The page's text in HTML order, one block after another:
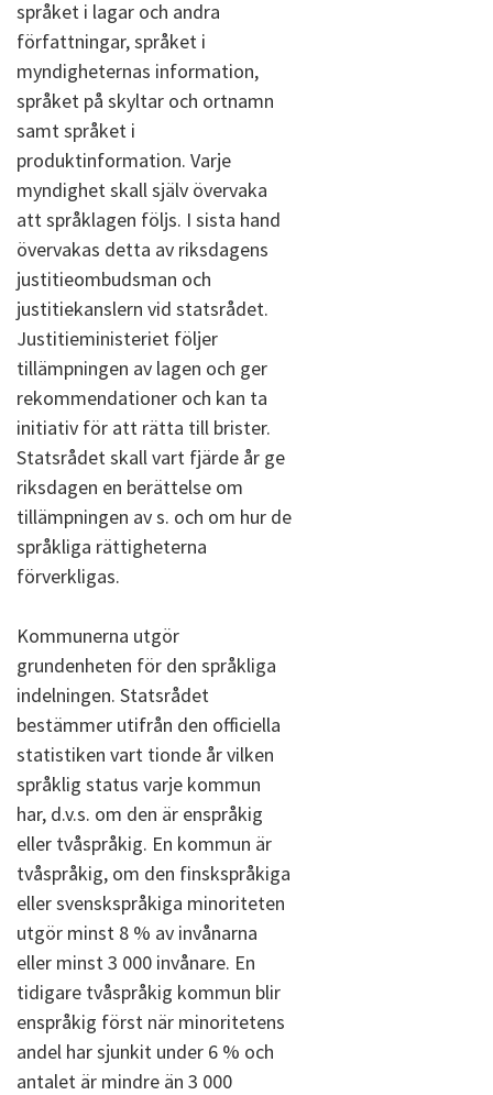
språket i lagar och andra
författningar, språket i
myndigheternas information,
språket på skyltar och ortnamn
samt språket i
produktinformation. Varje
myndighet skall själv övervaka
att språklagen följs. I sista hand
övervakas detta av riksdagens
justitieombudsman och
justitiekanslern vid statsrådet.
Justitieministeriet följer
tillämpningen av lagen och ger
rekommendationer och kan ta
initiativ för att rätta till brister.
Statsrådet skall vart fjärde år ge
riksdagen en berättelse om
tillämpningen av s. och om hur de
språkliga rättigheterna
förverkligas.
Kommunerna utgör
grundenheten för den språkliga
indelningen. Statsrådet
bestämmer utifrån den officiella
statistiken vart tionde år vilken
språklig status varje kommun
har, d.v.s. om den är enspråkig
eller tvåspråkig. En kommun är
tvåspråkig, om den finskspråkiga
eller svenskspråkiga minoriteten
utgör minst 8 % av invånarna
eller minst 3 000 invånare. En
tidigare tvåspråkig kommun blir
enspråkig först när minoritetens
andel har sjunkit under 6 % och
antalet är mindre än 3 000